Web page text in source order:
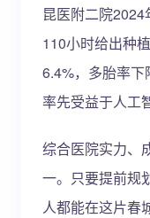
昆医附二院
110小时给出种
6.4%，多胎率
率先受益于人工
综合医院实力、
一。只要提前规
人都能在这片春